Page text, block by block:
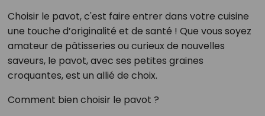
Choisir le pavot, c'est faire entrer dans votre cuisine
une touche d’originalité et de santé ! Que vous soyez
amateur de pâtisseries ou curieux de nouvelles
saveurs, le pavot, avec ses petites graines
croquantes, est un allié de choix.
Comment bien choisir le pavot ?